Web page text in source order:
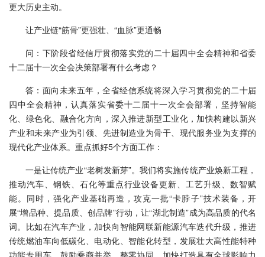
更大历史主动。
让产业链“筋骨”更强壮、“血脉”更通畅
问：下阶段省经信厅贯彻落实党的二十届四中全会精神和省委
十二届十一次全会决策部署有什么考虑？
答：面向未来五年，全省经信系统将深入学习贯彻党的二十届
四中全会精神，认真落实省委十二届十一次全会部署，坚持智能
化、绿色化、融合化方向，深入推进新型工业化，加快构建以新兴
产业和未来产业为引领、先进制造业为骨干、现代服务业为支撑的
现代化产业体系。重点抓好5个方面工作：
一是让传统产业“老树发新芽”。我们将实施传统产业焕新工程，
推动汽车、钢铁、石化等重点行业设备更新、工艺升级、数智赋
能。同时，强化产业基础再造，攻克一批“卡脖子”技术装备，开
展“增品种、提品质、创品牌”行动，让“湖北制造”成为高品质的代名
词。比如在汽车产业，加快向智能网联新能源汽车迭代升级，推进
传统燃油车向低碳化、电动化、智能化转型，发展壮大高性能特种
功能专用车，鼓励乘商并举、整零协同，加快打造具有全球影响力